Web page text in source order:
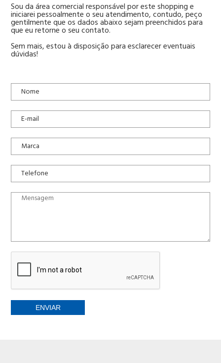
Sou da área comercial responsável por este shopping e
iniciarei pessoalmente o seu atendimento, contudo, peço
gentilmente que os dados abaixo sejam preenchidos para
que eu retorne o seu contato.
Sem mais, estou à disposição para esclarecer eventuais
dúvidas!